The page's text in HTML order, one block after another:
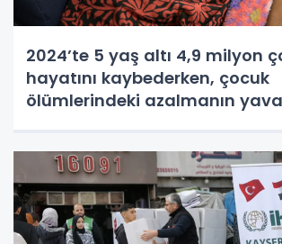
2024’te 5 yaş altı 4,9 milyon
hayatını kaybederken, çocuk
ölümlerindeki azalmanın